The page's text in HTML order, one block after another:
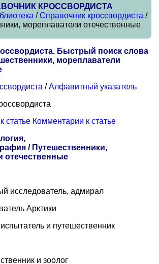
КРОССВОРДИСТА
/Справочник кроссвордиста /
мореплаватели отечественные
Быстрый поиск слова
мореплаватели
/Алфавитный указатель
Комментарии к статье
/ Путешественники,
отечественные
исследователь, адмирал
Арктики
и путешественник
и зоолог